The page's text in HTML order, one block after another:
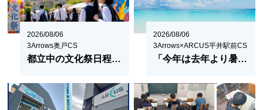
2026/08/06
3Arrows奥戸CS
都立中の文化祭日程をまとめてみた！2026
2026/08/06
3Arrows×ARCUS平井駅前CS
「今年は去年より暑い」は本当？